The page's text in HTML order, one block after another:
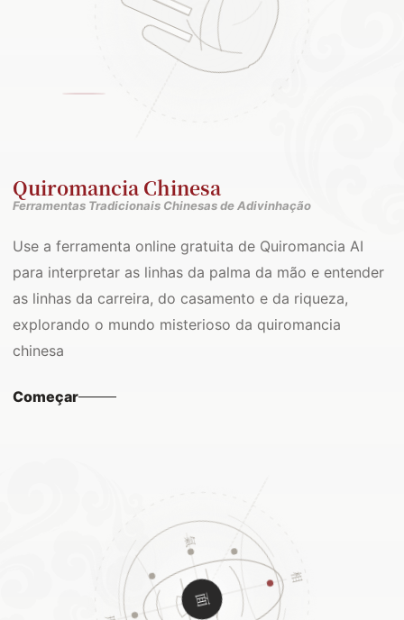
Quiromancia Chinesa
Ferramentas Tradicionais Chinesas de Adivinhação
Use a ferramenta online gratuita de Quiromancia AI
para interpretar as linhas da palma da mão e entender
as linhas da carreira, do casamento e da riqueza,
explorando o mundo misterioso da quiromancia
chinesa
Começar